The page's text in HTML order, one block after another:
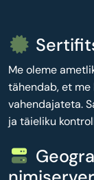
Me oleme
tähendab, et
vahendajateta.
ja täieliku